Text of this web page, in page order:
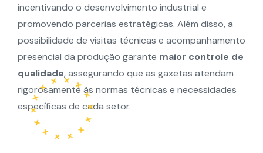
incentivando o desenvolvimento industrial e
promovendo parcerias estratégicas. Além disso, a
possibilidade de visitas técnicas e acompanhamento
presencial da produção garante maior controle de
qualidade, assegurando que as gaxetas atendam
rigorosamente às normas técnicas e necessidades
específicas de cada setor.